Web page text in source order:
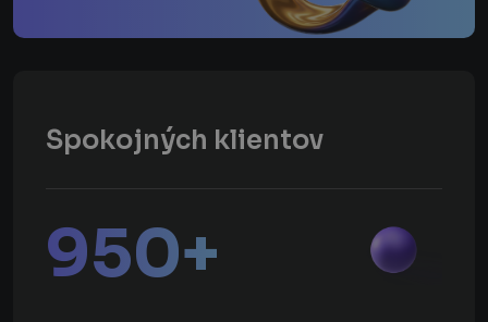
Spokojných klientov
950+